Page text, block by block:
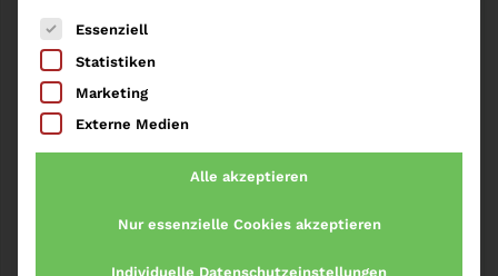
Startseite
Es folgt eine Liste der Service-Gruppen, für die
Essenziell
Statistiken
Marketing
Externe Medien
Alle akzeptieren
Nur essenzielle Cookies akzeptieren
Individuelle Datenschutzeinstellungen